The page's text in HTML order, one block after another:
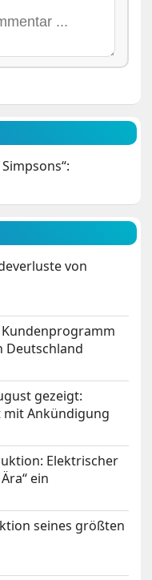
Simpsons“:
von
Deutschland
gezeigt:
mit Ankündigung
Elektrischer
ein
seines größten